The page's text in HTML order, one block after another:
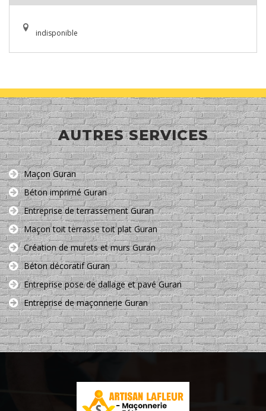
indisponible
AUTRES SERVICES
Maçon Guran
Béton imprimé Guran
Entreprise de terrassement Guran
Maçon toit terrasse toit plat Guran
Création de murets et murs Guran
Béton décoratif Guran
Entreprise pose de dallage et pavé Guran
Entreprise de maçonnerie Guran